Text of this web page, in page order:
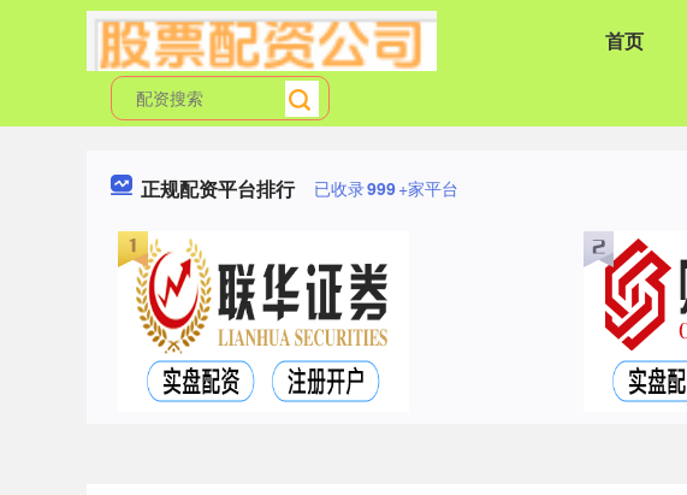
首页
正规配资平台排行 已收录999+家平台